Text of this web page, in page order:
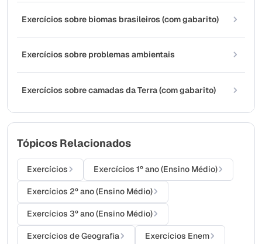
Exercícios sobre biomas brasileiros (com gabarito)
Exercícios sobre problemas ambientais
Exercícios sobre camadas da Terra (com gabarito)
Tópicos Relacionados
Exercícios Exercícios 1º ano (Ensino Médio)
Exercícios 2º ano (Ensino Médio)
Exercícios 3º ano (Ensino Médio)
Exercícios de Geografia Exercícios Enem